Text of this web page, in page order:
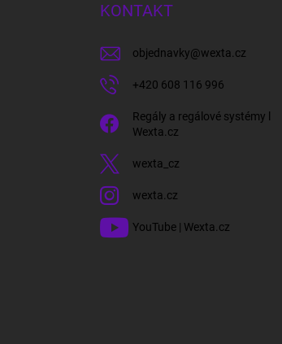
KONTAKT
objednavky@wexta.cz
+420 608 116 996
Regály a regálové systémy l
Wexta.cz
wexta_cz
wexta.cz
YouTube | Wexta.cz